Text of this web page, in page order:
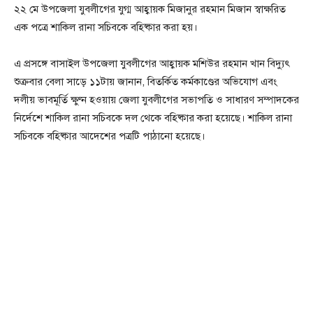
২২ মে উপজেলা যুবলীগের যুগ্ম আহ্বায়ক মিজানুর রহমান মিজান স্বাক্ষরিত
এক পত্রে শাকিল রানা সচিবকে বহিষ্কার করা হয়।
এ প্রসঙ্গে বাসাইল উপজেলা যুবলীগের আহ্বায়ক মশিউর রহমান খান বিদ্যুৎ
শুক্রবার বেলা সাড়ে ১১টায় জানান, বিতর্কিত কর্মকাণ্ডের অভিযোগ এবং
দলীয় ভাবমূর্তি ক্ষুণ্ন হওয়ায় জেলা যুবলীগের সভাপতি ও সাধারণ সম্পাদকের
নির্দেশে শাকিল রানা সচিবকে দল থেকে বহিষ্কার করা হয়েছে। শাকিল রানা
সচিবকে বহিষ্কার আদেশের পত্রটি পাঠানো হয়েছে।